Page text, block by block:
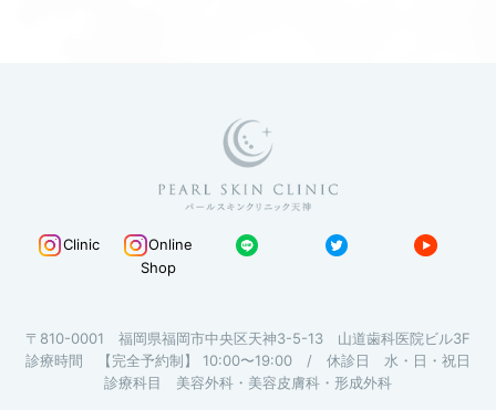
Clinic
Online
Shop
〒810-0001 福岡県福岡市中央区天神3-5-13 山道歯科医院ビル3F
診療時間 【完全予約制】 10:00〜19:00 / 休診日 水・日・祝日
診療科目 美容外科・美容皮膚科・形成外科